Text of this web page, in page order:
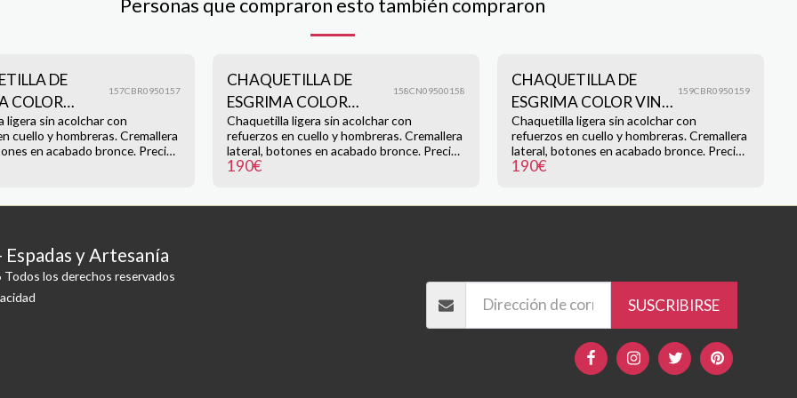
Personas que compraron esto también compraron
DE
COLOR
ROTO
157CBR0950157
ligera sin acolchar con
cuello y hombreras. Cremallera
en acabado bronce. Precio
(M) con incremento de 10€
CHAQUETILLA DE
ESGRIMA COLOR
NEGRO REFORZADA
158CN09500158
Chaquetilla ligera sin acolchar con
refuerzos en cuello y hombreras. Cremallera
lateral, botones en acabado bronce. Precio
190,00 € talla (M) con incremento de 10€
190€
CHAQUETILLA DE
ESGRIMA COLOR VINO
REFORZADA
159CBR0950159
Chaquetilla ligera sin acolchar con
refuerzos en cuello y hombreras. Cremallera
lateral, botones en acabado bronce. Precio
190,00 € talla (M) con incremento de 10€
190€
Espadas y Artesanía
los derechos reservados
SUSCRIBIRSE